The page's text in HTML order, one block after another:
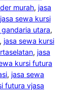
murah, jasa
jasa sewa kursi
utara
, jasa sewa kursi
, jasa
kursi futura
, jasa sewa
futura vjasa